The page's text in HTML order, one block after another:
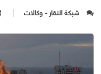
شبكة النقار - وكالات